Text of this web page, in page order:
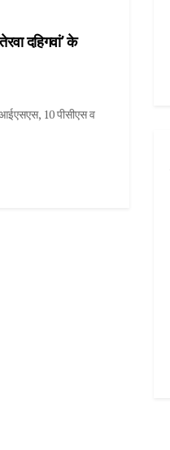
दहिगवां’ के
10 पीसीएस व